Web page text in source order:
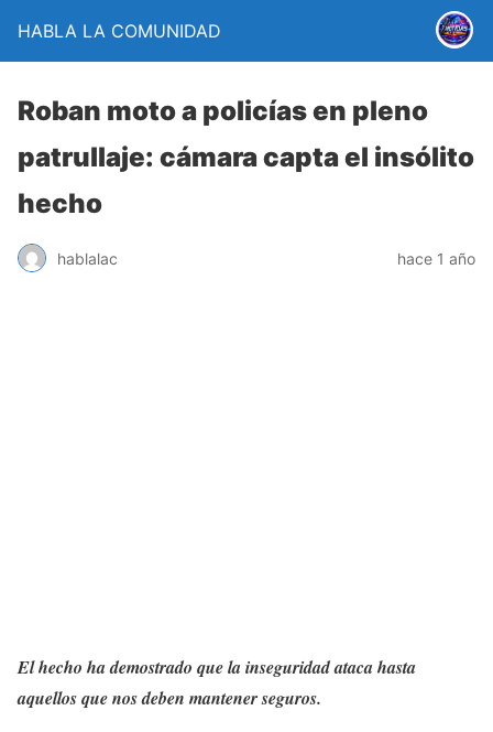
HABLA LA COMUNIDAD
Roban moto a policías en pleno
patrullaje: cámara capta el insólito
hecho
hablalac hace 1 año
El hecho ha demostrado que la inseguridad ataca hasta
aquellos que nos deben mantener seguros.